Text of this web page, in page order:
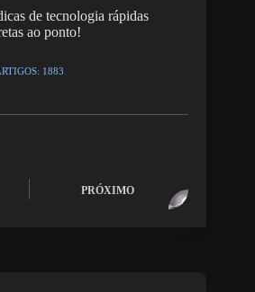
de tecnologia rápidas
ao ponto!
1883
PRÓXIMO